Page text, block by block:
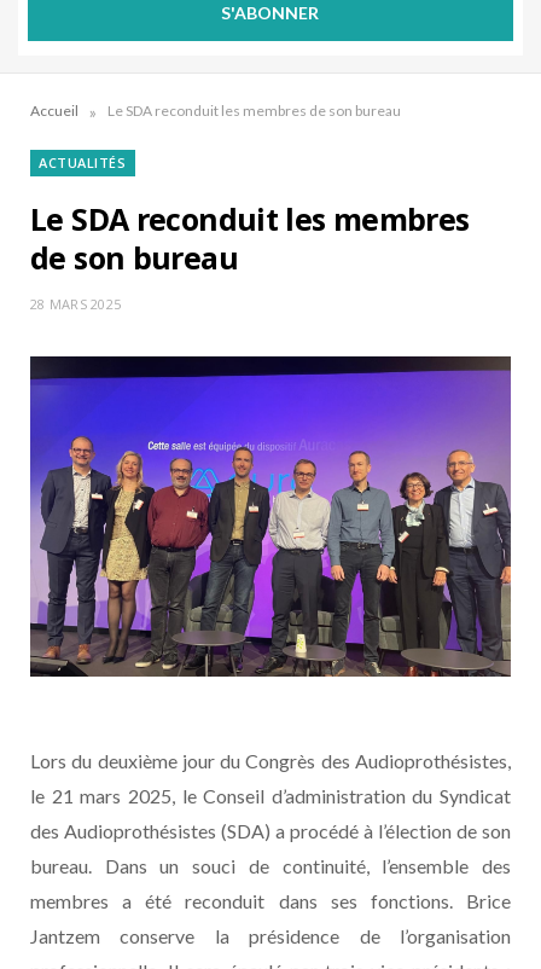
S'ABONNER
Accueil » Le SDA reconduit les membres de son bureau
ACTUALITÉS
Le SDA reconduit les membres
de son bureau
28 MARS 2025
Lors du deuxième jour du Congrès des Audioprothésistes,
le 21 mars 2025, le Conseil d’administration du Syndicat
des Audioprothésistes (SDA) a procédé à l’élection de son
bureau. Dans un souci de continuité, l’ensemble des
membres a été reconduit dans ses fonctions. Brice
Jantzem conserve la présidence de l’organisation